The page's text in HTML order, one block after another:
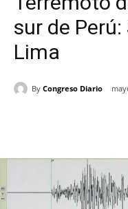
sur de
Lima
By Congreso Diario